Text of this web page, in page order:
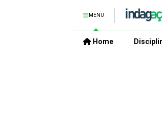
MENU
Home